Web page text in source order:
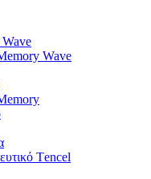
Wave
Wave
Τencel